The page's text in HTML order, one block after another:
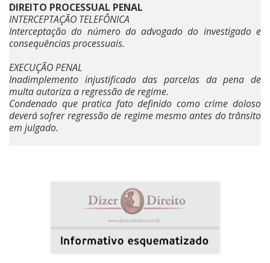
DIREITO PROCESSUAL PENAL
INTERCEPTAÇÃO TELEFÔNICA
Interceptação do número do advogado do investigado e
consequências processuais.
EXECUÇÃO PENAL
Inadimplemento injustificado das parcelas da pena de
multa autoriza a regressão de regime.
Condenado que pratica fato definido como crime doloso
deverá sofrer regressão de regime mesmo antes do trânsito
em julgado.